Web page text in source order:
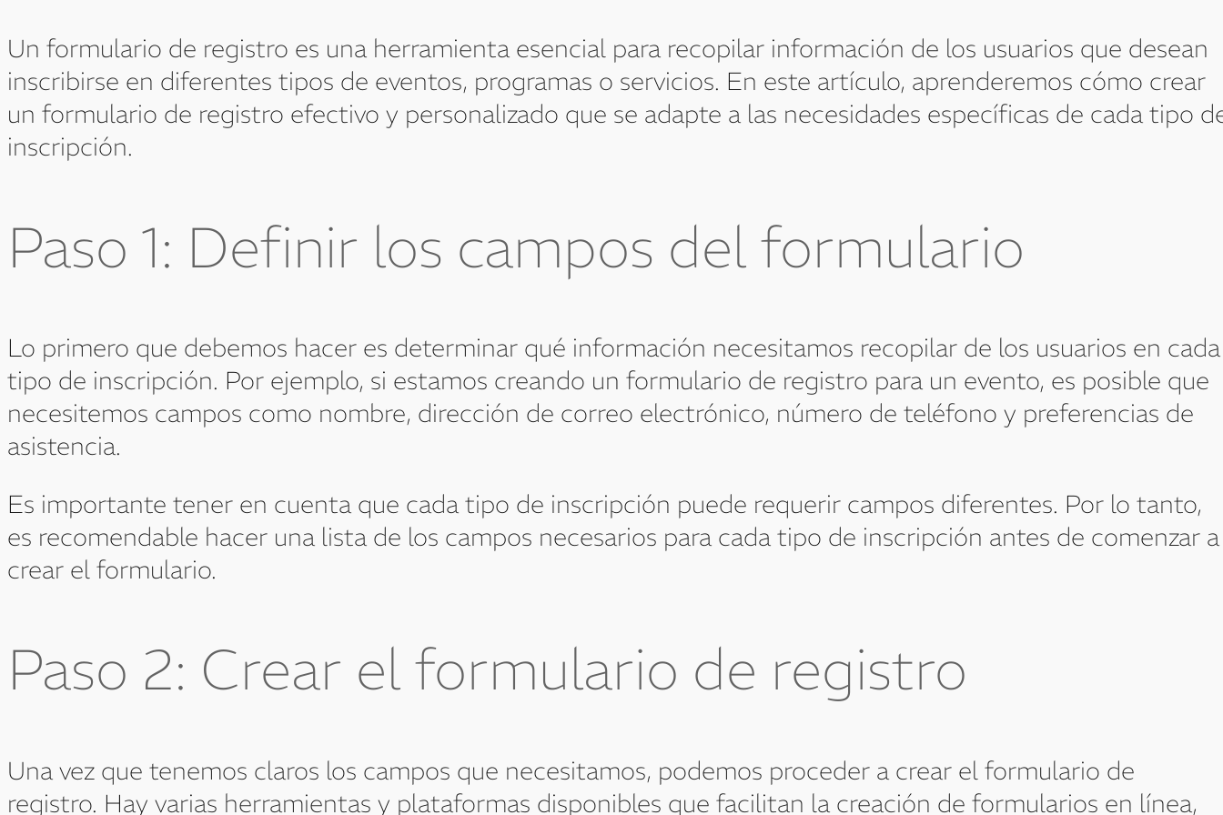
Un formulario de registro es una herramienta esencial para recopilar información de los usuarios que desean
inscribirse en diferentes tipos de eventos, programas o servicios. En este artículo, aprenderemos cómo crear
un formulario de registro efectivo y personalizado que se adapte a las necesidades específicas de cada tipo
inscripción.
Paso 1: Definir los campos del formulario
Lo primero que debemos hacer es determinar qué información necesitamos recopilar de los usuarios en cada
tipo de inscripción. Por ejemplo, si estamos creando un formulario de registro para un evento, es posible que
necesitemos campos como nombre, dirección de correo electrónico, número de teléfono y preferencias de
asistencia.
Es importante tener en cuenta que cada tipo de inscripción puede requerir campos diferentes. Por lo tanto,
es recomendable hacer una lista de los campos necesarios para cada tipo de inscripción antes de comenzar a
crear el formulario.
Paso 2: Crear el formulario de registro
Una vez que tenemos claros los campos que necesitamos, podemos proceder a crear el formulario de
registro. Hay varias herramientas y plataformas disponibles que facilitan la creación de formularios en línea,